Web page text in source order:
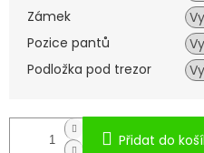
Zámek
Pozice pantů
Podložka pod trezor
Přidat do